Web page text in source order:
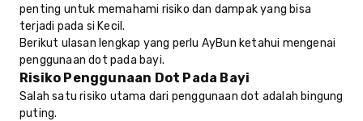
penting untuk memahami risiko dan dampak yang bisa
terjadi pada si Kecil.
Berikut ulasan lengkap yang perlu AyBun ketahui mengenai
penggunaan dot pada bayi.
Risiko Penggunaan Dot Pada Bayi
Salah satu risiko utama dari penggunaan dot adalah bingung
puting.